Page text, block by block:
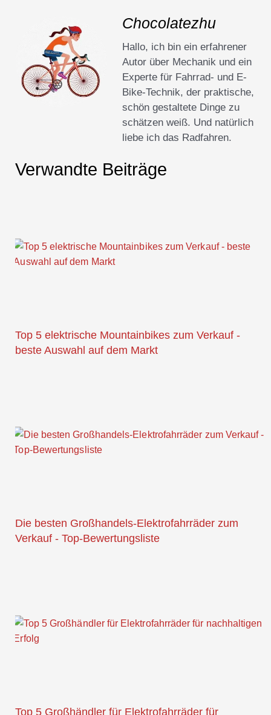
Chocolatezhu
Hallo, ich bin ein erfahrener
Autor über Mechanik und ein
Experte für Fahrrad- und E-
Bike-Technik, der praktische,
schön gestaltete Dinge zu
schätzen weiß. Und natürlich
liebe ich das Radfahren.
Verwandte Beiträge
Top 5 elektrische Mountainbikes zum Verkauf -
beste Auswahl auf dem Markt
Die besten Großhandels-Elektrofahrräder zum
Verkauf - Top-Bewertungsliste
Top 5 Großhändler für Elektrofahrräder für